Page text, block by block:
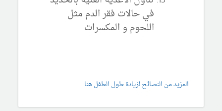
في حالات فقر الدم مثل
اللحوم و المكسرات
المزيد من النصائح لزيادة طول الطفل هنا